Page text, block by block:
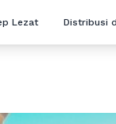
Lezat Distribusi